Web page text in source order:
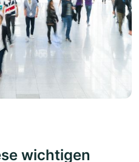
wichtigen